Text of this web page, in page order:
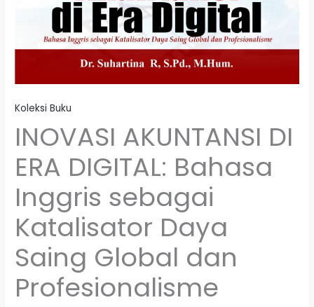
Koleksi Buku
INOVASI AKUNTANSI DI
ERA DIGITAL: Bahasa
Inggris sebagai
Katalisator Daya
Saing Global dan
Profesionalisme